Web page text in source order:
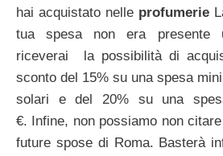
hai acquistato nelle profumerie
tua spesa non era presente
riceverai la possibilità di
sconto del 15% su una spesa
solari e del 20% su una
€. Infine, non possiamo non citare
future spose di Roma. Basterà